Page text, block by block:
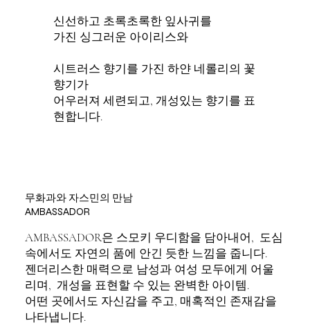
신선하고 초록초록한 잎사귀를
가진 싱그러운 아이리스와
시트러스 향기를 가진 하얀 네롤리의 꽃
향기가
어우러져 세련되고, 개성있는 향기를 표
현합니다.
무화과와 자스민의 만남
AMBASSADOR
AMBASSADOR은 스모키 우디함을 담아내어, 도심
속에서도 자연의 품에 안긴 듯한 느낌을 줍니다.
젠더리스한 매력으로 남성과 여성 모두에게 어울
리며, 개성을 표현할 수 있는 완벽한 아이템.
어떤 곳에서도 자신감을 주고, 매혹적인 존재감을
나타냅니다.